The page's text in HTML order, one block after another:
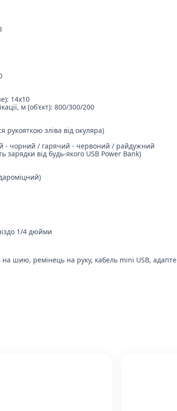
14x10
м (об'єкт): 800/300/200
рукояткою зліва від окуляра)
- чорний / гарячий - червоний / райдужний
зарядки від будь-якого USB Power Bank)
1/4 дюйми
шию, ремінець на руку, кабель mini USB,